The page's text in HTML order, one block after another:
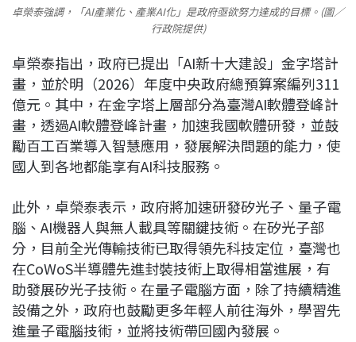
卓榮泰強調，「AI產業化、產業AI化」是政府亟欲努力達成的目標。(圖／
行政院提供)
卓榮泰指出，政府已提出「AI新十大建設」金字塔計
畫，並於明（2026）年度中央政府總預算案編列311
億元。其中，在金字塔上層部分為臺灣AI軟體登峰計
畫，透過AI軟體登峰計畫，加速我國軟體研發，並鼓
勵百工百業導入智慧應用，發展解決問題的能力，使
國人到各地都能享有AI科技服務。
此外，卓榮泰表示，政府將加速研發矽光子、量子電
腦、AI機器人與無人載具等關鍵技術。在矽光子部
分，目前全光傳輸技術已取得領先科技定位，臺灣也
在CoWoS半導體先進封裝技術上取得相當進展，有
助發展矽光子技術。在量子電腦方面，除了持續精進
設備之外，政府也鼓勵更多年輕人前往海外，學習先
進量子電腦技術，並將技術帶回國內發展。